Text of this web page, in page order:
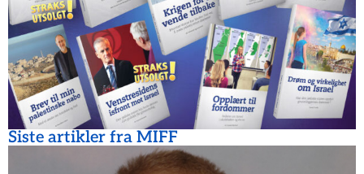
Siste artikler fra MIFF